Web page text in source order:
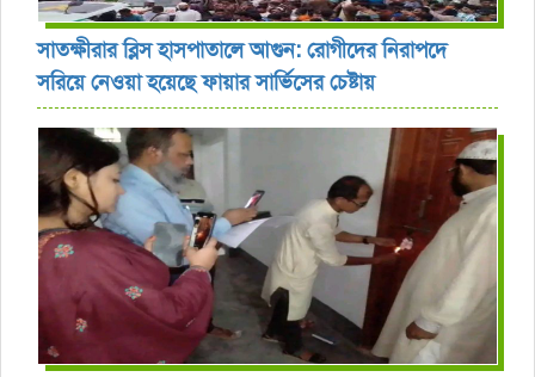
সাতক্ষীরার ব্লিস হাসপাতালে আগুন: রোগীদের নিরাপদে
সরিয়ে নেওয়া হয়েছে ফায়ার সার্ভিসের চেষ্টায়